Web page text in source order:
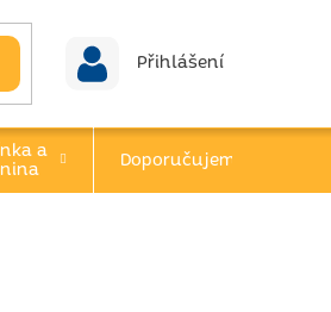
Přihlášení
a
Doporučujeme